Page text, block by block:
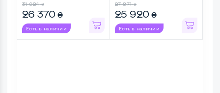
31 024 ₴
26 370 ₴
Есть в наличии
27 871 ₴
25 920 ₴
Есть в наличии